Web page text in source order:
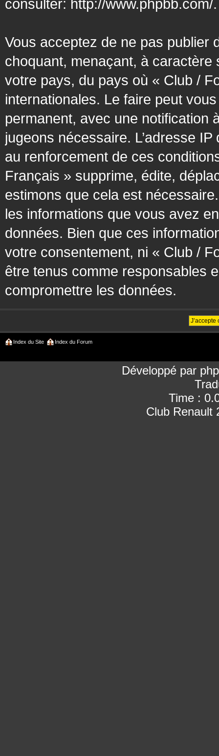
consulter: http://www.phpbb.com/.
Vous acceptez de ne pas publier
choquant, menaçant, à
votre pays, du pays où « Club /
internationales. Le faire peut
permanent, avec une notification
jugeons nécessaire. L’adresse
au renforcement de ces
Français » supprime, édite,
estimons que cela est
les informations que vous avez
données. Bien que ces
votre consentement, ni « Club /
être tenus comme responsables
compromettre les données.
Index du Site Index du Forum
Développé par
Time :
Club Renault